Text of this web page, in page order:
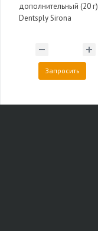
дополнительный (20 г)
Dentsply Sirona
Запросить